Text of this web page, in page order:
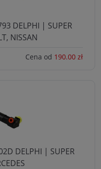
DELPHI | SUPER
NISSAN
Cena od 190.00 zł
DELPHI | SUPER